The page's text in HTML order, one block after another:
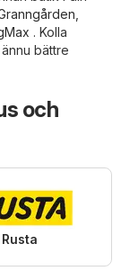
. Kolla
bättre
och
Rusta